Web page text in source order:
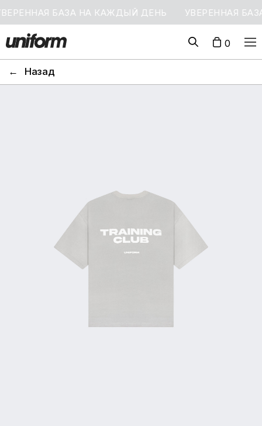
БАЗА НА КАЖДЫЙ ДЕНЬ УВЕРЕННАЯ БАЗА
0
Назад
←